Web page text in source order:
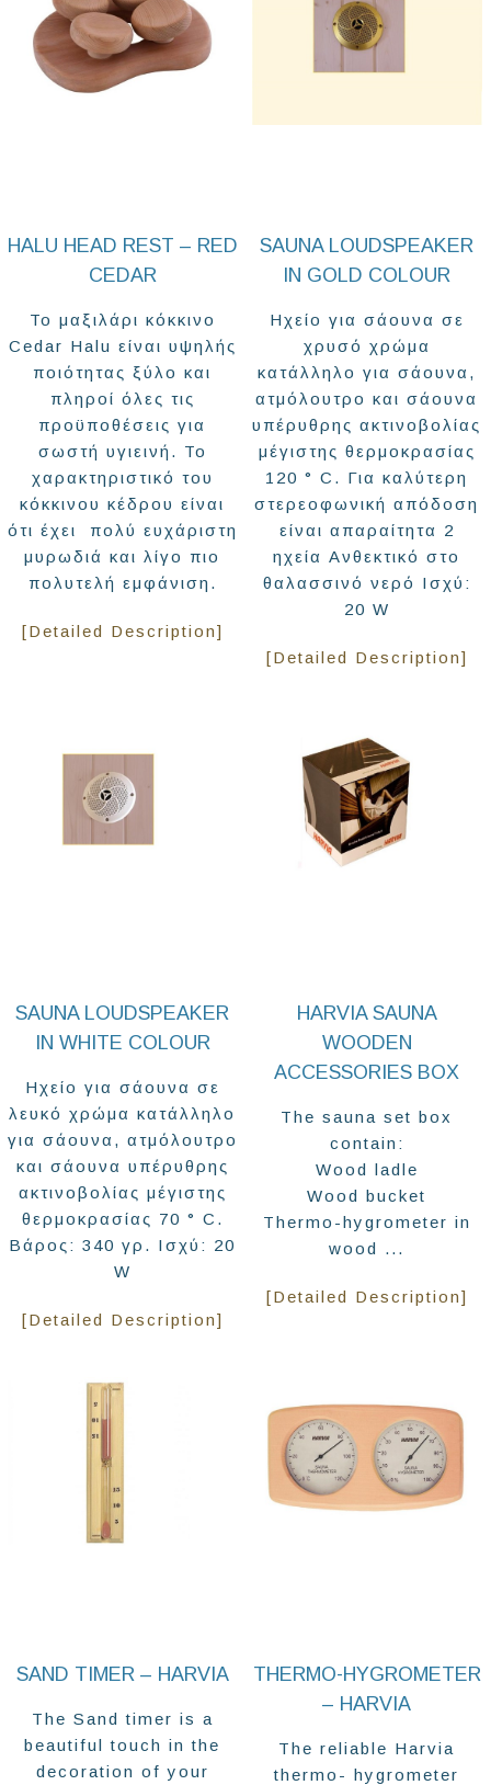
HALU HEAD REST – RED
CEDAR
Το μαξιλάρι κόκκινο
Cedar Halu είναι υψηλής
ποιότητας ξύλο και
πληροί όλες τις
προϋποθέσεις για
σωστή υγιεινή. Το
χαρακτηριστικό του
κόκκινου κέδρου είναι
ότι έχει πολύ ευχάριστη
μυρωδιά και λίγο πιο
πολυτελή εμφάνιση.
[Detailed Description]
SAUNA LOUDSPEAKER
IN GOLD COLOUR
Ηχείο για σάουνα σε
χρυσό χρώμα
κατάλληλο για σάουνα,
ατμόλουτρο και σάουνα
υπέρυθρης ακτινοβολίας
μέγιστης θερμοκρασίας
120 ° C. Για καλύτερη
στερεοφωνική απόδοση
είναι απαραίτητα 2
ηχεία Ανθεκτικό στο
θαλασσινό νερό Ισχύ:
20 W
[Detailed Description]
SAUNA LOUDSPEAKER
IN WHITE COLOUR
Ηχείο για σάουνα σε
λευκό χρώμα κατάλληλο
για σάουνα, ατμόλουτρο
και σάουνα υπέρυθρης
ακτινοβολίας μέγιστης
θερμοκρασίας 70 ° C.
Βάρος: 340 γρ. Ισχύ: 20
W
[Detailed Description]
HARVIA SAUNA
WOODEN
ACCESSORIES BOX
The sauna set box
contain:
Wood ladle
Wood bucket
Thermo-hygrometer in
wood ...
[Detailed Description]
SAND TIMER – HARVIA
The Sand timer is a
beautiful touch in the
decoration of your
THERMO-HYGROMETER
– HARVIA
The reliable Harvia
thermo- hygrometer